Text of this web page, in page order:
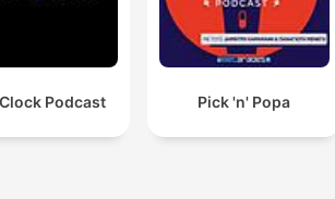
Podcast Pick 'n' Popa